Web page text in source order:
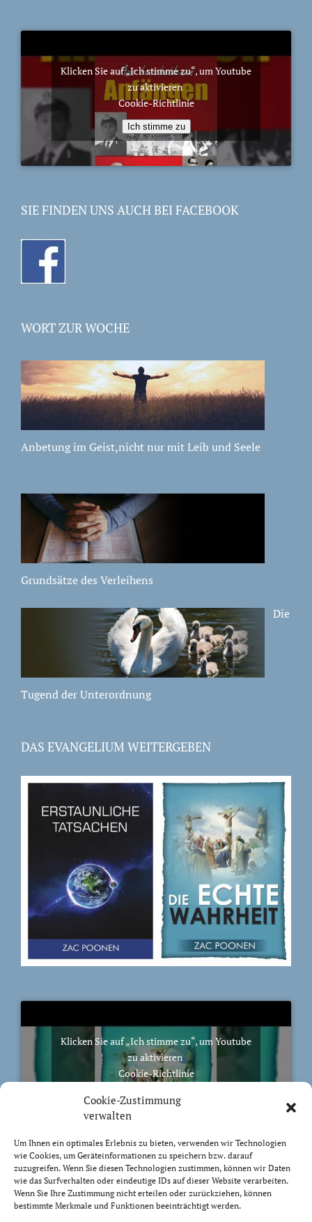
Cookie-Zustimmung
verwalten
Um Ihnen ein optimales Erlebnis zu bieten, verwenden wir Technologien
wie Cookies, um Geräteinformationen zu speichern bzw. darauf
zuzugreifen. Wenn Sie diesen Technologien zustimmen, können wir Daten
wie das Surfverhalten oder eindeutige IDs auf dieser Website verarbeiten.
Wenn Sie Ihre Zustimmung nicht erteilen oder zurückziehen, können
bestimmte Merkmale und Funktionen beeinträchtigt werden.
Klicken Sie auf „Ich stimme zu“, um Youtube
zu aktivieren
Cookie-Richtlinie
Ich stimme zu
SIE FINDEN UNS AUCH BEI FACEBOOK
WORT ZUR WOCHE
Anbetung im Geist,nicht nur mit Leib und Seele
Grundsätze des Verleihens
Die
Tugend der Unterordnung
DAS EVANGELIUM WEITERGEBEN
Klicken Sie auf „Ich stimme zu“, um Youtube
zu aktivieren
Cookie-Richtlinie
Ich stimme zu
BIBELVERS DES TAGES